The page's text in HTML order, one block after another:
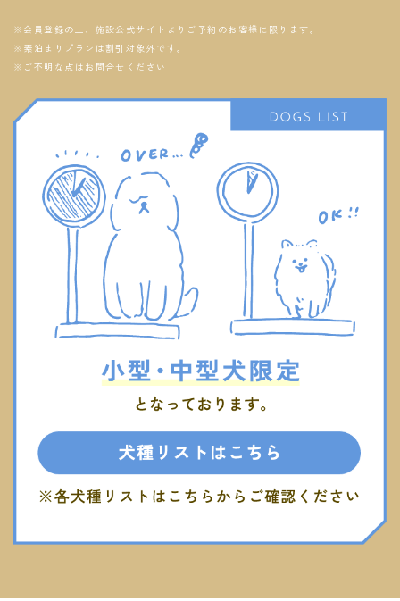
※会員登録の上、施設公式サイトよりご予約のお客様に限ります。
※素泊まりプランは割引対象外です。
※ご不明な点はお問合せください